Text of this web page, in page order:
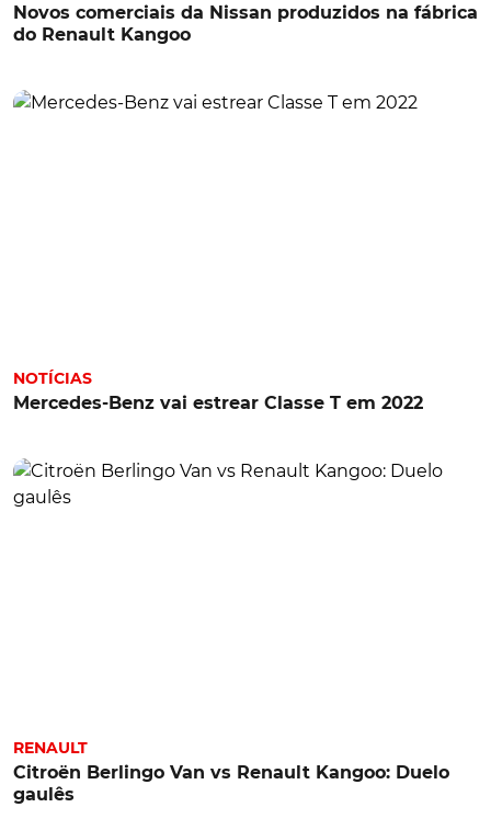
Novos comerciais da Nissan produzidos na fábrica
do Renault Kangoo
NOTÍCIAS
Mercedes-Benz vai estrear Classe T em 2022
RENAULT
Citroën Berlingo Van vs Renault Kangoo: Duelo
gaulês